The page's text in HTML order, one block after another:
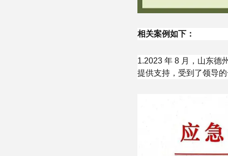
相关案例如下：
1.2023 年 8 月，山东德
提供支持，受到了领导